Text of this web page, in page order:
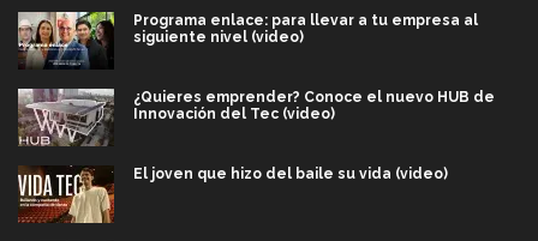
Programa enlace: para llevar a tu empresa al
siguiente nivel (video)
¿Quieres emprender? Conoce el nuevo HUB de
Innovación del Tec (video)
El joven que hizo del baile su vida (video)